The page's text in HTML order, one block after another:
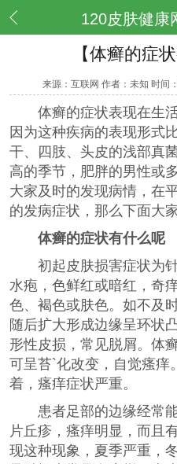
120皮肤健康
【体癣的症
来源：互联网 作者：未知 时间
体癣的症状表现在生活
因为这种疾病的表现形式
干、四肢、头皮的浅部真
高的季节，肥胖的男性或
大家及时的发现病情，在
的发病症状，那么下面大
体癣的症状有什么呢
初起皮肤损害症状为针
水疱，色鲜红或暗红，奇
色、褐色或肤色。如不及
随后扩大形成边缘呈环状
形性皮损，常见脱屑。体
可呈苔`化改变，自觉瘙痒
着，瘙痒症状严重。
患者足部的边缘经常能
片丘疹，瘙痒明显，而且
现这种现象，夏季严重，